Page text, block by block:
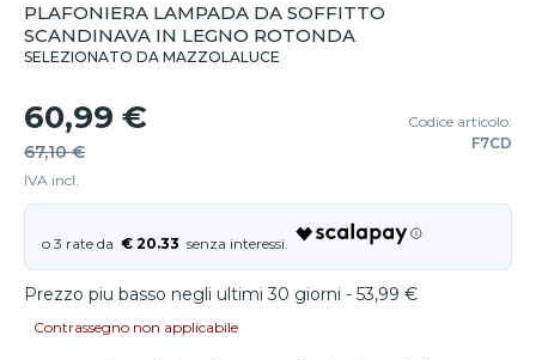
PLAFONIERA LAMPADA DA SOFFITTO
SCANDINAVA IN LEGNO ROTONDA
SELEZIONATO DA MAZZOLALUCE
60,99 €
67,10 €
IVA incl.
Codice articolo:
F7CD
€ 20.33
Prezzo piu basso negli ultimi 30 giorni - 53,99 €
Contrassegno non applicabile